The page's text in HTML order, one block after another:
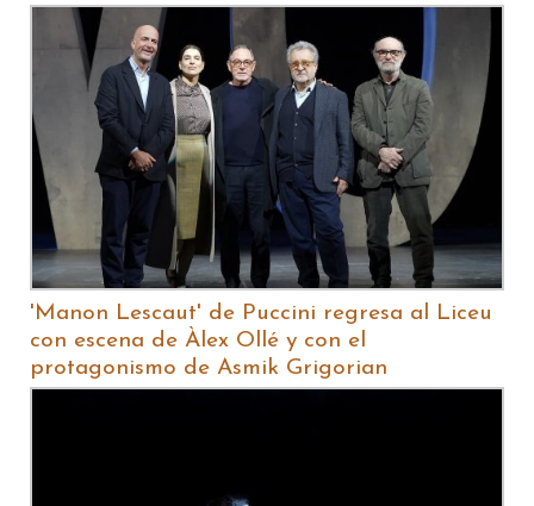
'Manon Lescaut' de Puccini regresa al Liceu
con escena de Àlex Ollé y con el
protagonismo de Asmik Grigorian